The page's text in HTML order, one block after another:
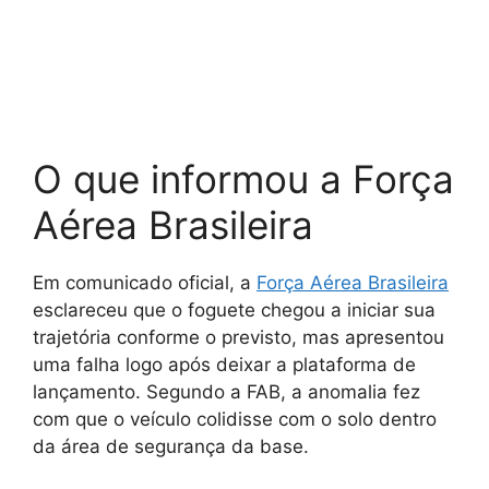
O que informou a Força
Aérea Brasileira
Em comunicado oficial, a Força Aérea Brasileira
esclareceu que o foguete chegou a iniciar sua
trajetória conforme o previsto, mas apresentou
uma falha logo após deixar a plataforma de
lançamento. Segundo a FAB, a anomalia fez
com que o veículo colidisse com o solo dentro
da área de segurança da base.